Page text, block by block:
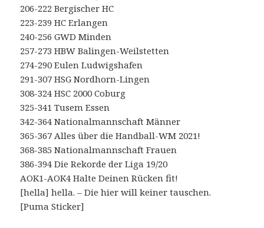
206-222 Bergischer HC
223-239 HC Erlangen
240-256 GWD Minden
257-273 HBW Balingen-Weilstetten
274-290 Eulen Ludwigshafen
291-307 HSG Nordhorn-Lingen
308-324 HSC 2000 Coburg
325-341 Tusem Essen
342-364 Nationalmannschaft Männer
365-367 Alles über die Handball-WM 2021!
368-385 Nationalmannschaft Frauen
386-394 Die Rekorde der Liga 19/20
AOK1-AOK4 Halte Deinen Rücken fit!
[hella] hella. – Die hier will keiner tauschen.
[Puma Sticker]